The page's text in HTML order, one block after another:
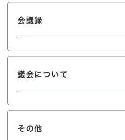
会議録
議会について
その他